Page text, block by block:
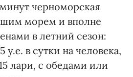
черноморская
морем и вполне
в летний сезон:
у.е. в сутки на человека,
лари, с обедами или